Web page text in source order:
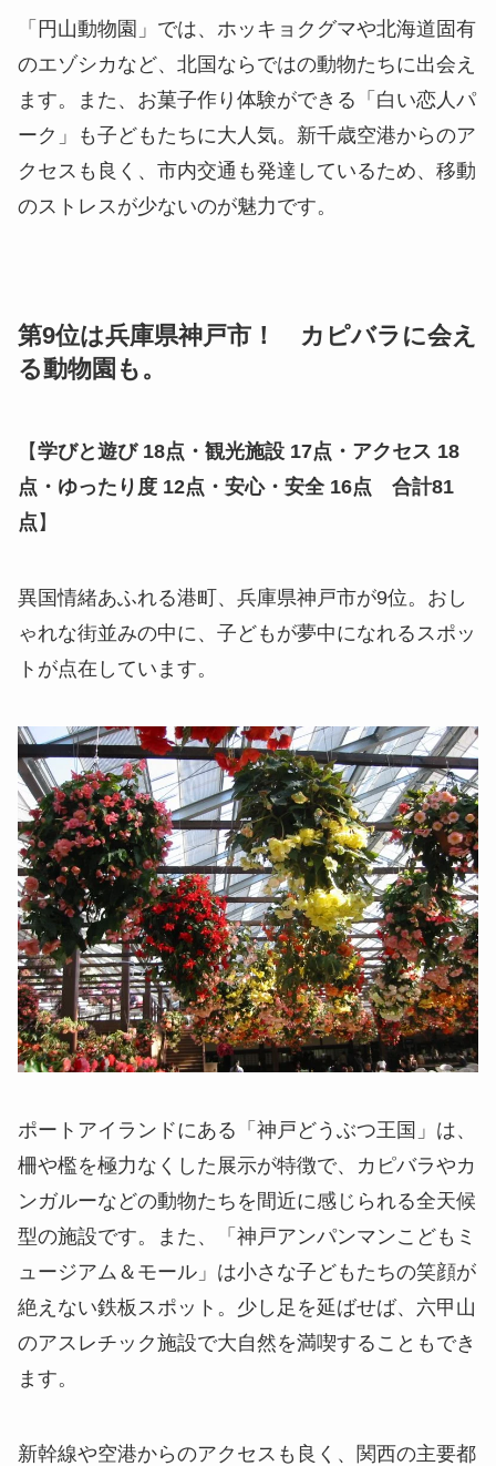
「円山動物園」では、ホッキョクグマや北海道固有
のエゾシカなど、北国ならではの動物たちに出会え
ます。また、お菓子作り体験ができる「白い恋人パ
ーク」も子どもたちに大人気。新千歳空港からのア
クセスも良く、市内交通も発達しているため、移動
のストレスが少ないのが魅力です。
第9位は兵庫県神戸市！ カピバラに会え
る動物園も。
【学びと遊び 18点・観光施設 17点・アクセス 18
点・ゆったり度 12点・安心・安全 16点 合計81
点 】
異国情緒あふれる港町、兵庫県神戸市が9位。おし
ゃれな街並みの中に、子どもが夢中になれるスポッ
トが点在しています。
ポートアイランドにある「神戸どうぶつ王国」は、
柵や檻を極力なくした展示が特徴で、カピバラやカ
ンガルーなどの動物たちを間近に感じられる全天候
型の施設です。また、「神戸アンパンマンこどもミ
ュージアム＆モール」は小さな子どもたちの笑顔が
絶えない鉄板スポット。少し足を延ばせば、六甲山
のアスレチック施設で大自然を満喫することもでき
ます。
新幹線や空港からのアクセスも良く、関西の主要都